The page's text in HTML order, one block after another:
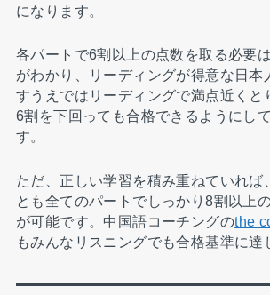
になります。
各パートで6割以上の点数を取る必要
がわかり、リーディングが得意な日本
すうえではリーディングで満点近くと
6割を下回っても合格できるようにし
す。
ただ、正しい学習を積み重ねていれば
とも全てのパートでしっかり8割以上
が可能です。中国語コーチングのthe
もみんなリスニングでも合格基準に達